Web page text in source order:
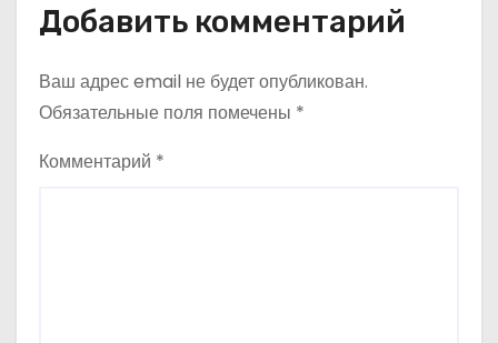
Добавить комментарий
Ваш адрес email не будет опубликован.
Обязательные поля помечены *
Комментарий *